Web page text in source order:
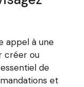
appel à une
créer ou
de
et